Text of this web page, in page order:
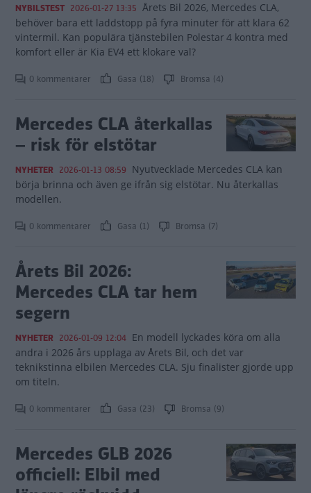
NYBILSTEST 2026-01-27 13:35 Årets Bil 2026, Mercedes CLA,
behöver bara ett laddstopp på fyra minuter för att klara 62
vintermil. Kan populära tjänstebilen Polestar 4 kontra med
komfort eller är Kia EV4 ett klokare val?
0 kommentarer Gasa (18) Bromsa (4)
Mercedes CLA återkallas
– risk för elstötar
NYHETER 2026-01-13 08:59 Nyutvecklade Mercedes CLA kan
börja brinna och även ge ifrån sig elstötar. Nu återkallas
modellen.
0 kommentarer Gasa (1) Bromsa (7)
Årets Bil 2026:
Mercedes CLA tar hem
segern
NYHETER 2026-01-09 12:04 En modell lyckades köra om alla
andra i 2026 års upplaga av Årets Bil, och det var
teknikstinna elbilen Mercedes CLA. Sju finalister gjorde upp
om titeln.
0 kommentarer Gasa (23) Bromsa (9)
Mercedes GLB 2026
officiell: Elbil med